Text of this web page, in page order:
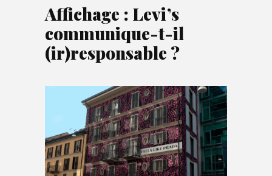
Affichage : Levi’s
communique-t-il
(ir)responsable ?